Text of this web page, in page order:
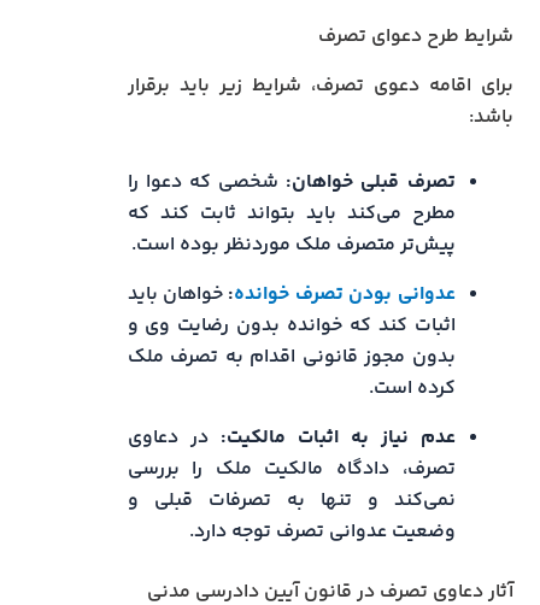
شرایط طرح دعوای تصرف
برای اقامه دعوی تصرف، شرایط زیر باید برقرار
باشد:
تصرف قبلی خواهان: شخصی که دعوا را
مطرح می‌کند باید بتواند ثابت کند که
پیش‌تر متصرف ملک موردنظر بوده است.
عدوانی بودن تصرف خوانده: خواهان باید
اثبات کند که خوانده بدون رضایت وی و
بدون مجوز قانونی اقدام به تصرف ملک
کرده است.
عدم نیاز به اثبات مالکیت: در دعاوی
تصرف، دادگاه مالکیت ملک را بررسی
نمی‌کند و تنها به تصرفات قبلی و
وضعیت عدوانی تصرف توجه دارد.
آثار دعاوی تصرف در قانون آیین دادرسی مدنی